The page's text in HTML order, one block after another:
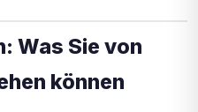
Was Sie von
können